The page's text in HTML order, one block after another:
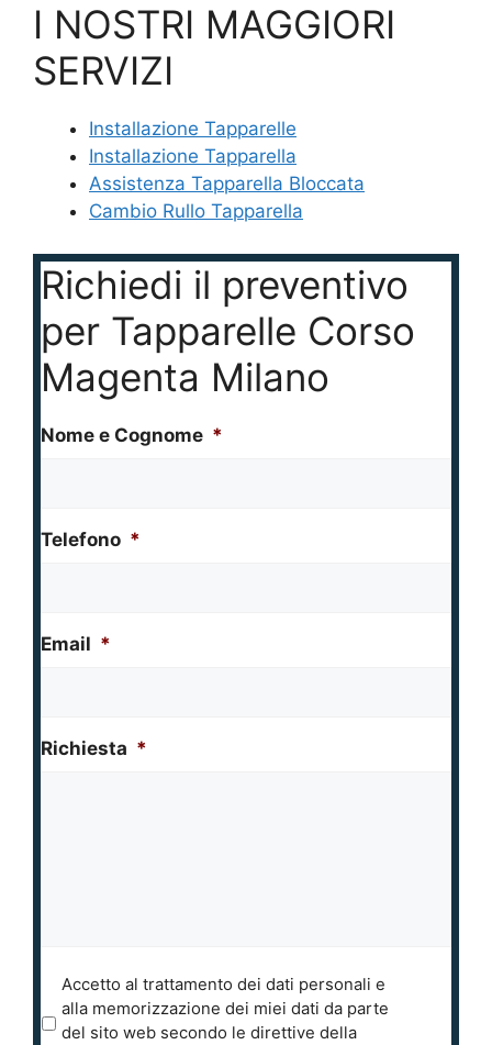
I NOSTRI MAGGIORI
SERVIZI
Installazione Tapparelle
Installazione Tapparella
Assistenza Tapparella Bloccata
Cambio Rullo Tapparella
Richiedi il preventivo
per Tapparelle Corso
Magenta Milano
Nome e Cognome *
Telefono *
Email *
Richiesta *
i
Accetto al trattamento dei dati personali e
alla memorizzazione dei miei dati da parte
del sito web secondo le direttive della